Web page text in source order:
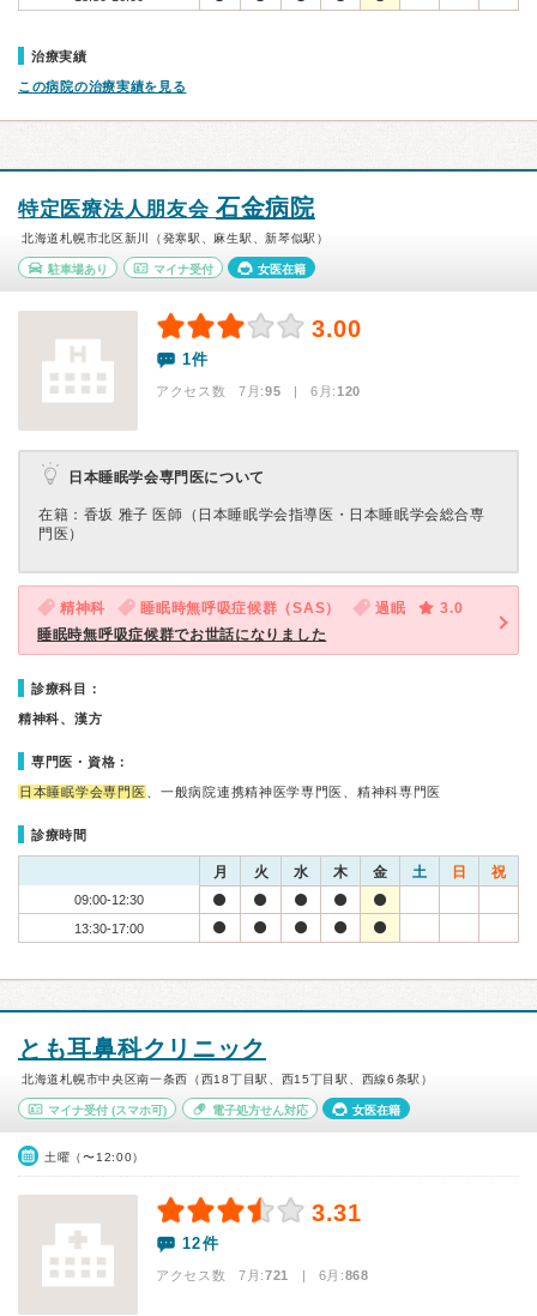
治療実績
この病院の治療実績を見る
特定医療法人朋友会 石金病院
北海道札幌市北区新川（発寒駅、麻生駅、新琴似駅）
駐車場あり マイナ受付 女医在籍
3.00
1件
アクセス数 7月:95 | 6月:120
日本睡眠学会専門医について
在籍：香坂 雅子 医師（日本睡眠学会指導医・日本睡眠学会総合専
門医）
精神科 睡眠時無呼吸症候群（SAS） 過眠
3.0
睡眠時無呼吸症候群でお世話になりました
診療科目：
精神科、漢方
専門医・資格：
日本睡眠学会専門医 、一般病院連携精神医学専門医、精神科専門医
診療時間
月 火 水 木 金 土 日 祝
09:00-12:30
13:30-17:00
とも耳鼻科クリニック
北海道札幌市中央区南一条西（西18丁目駅、西15丁目駅、西線6条駅）
マイナ受付 (スマホ可) 電子処方せん対応 女医在籍
土曜（〜12:00）
3.31
12件
アクセス数 7月:721 | 6月:868